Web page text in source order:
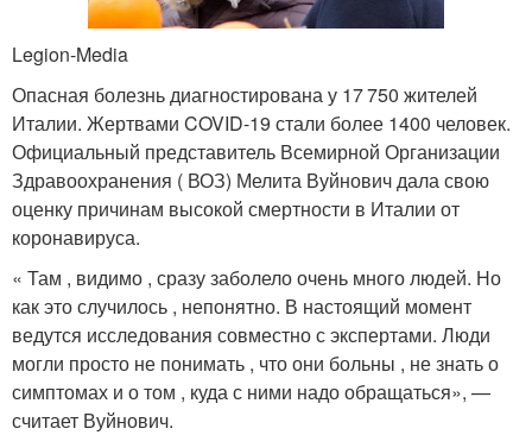
Legion-Media
Опасная болезнь диагностирована у 17 750 жителей
Италии. Жертвами COVID-19 стали более 1400 человек.
Официальный представитель Всемирной Организации
Здравоохранения ( ВОЗ) Мелита Вуйнович дала свою
оценку причинам высокой смертности в Италии от
коронавируса.
« Там , видимо , сразу заболело очень много людей. Но
как это случилось , непонятно. В настоящий момент
ведутся исследования совместно с экспертами. Люди
могли просто не понимать , что они больны , не знать о
симптомах и о том , куда с ними надо обращаться», —
считает Вуйнович.